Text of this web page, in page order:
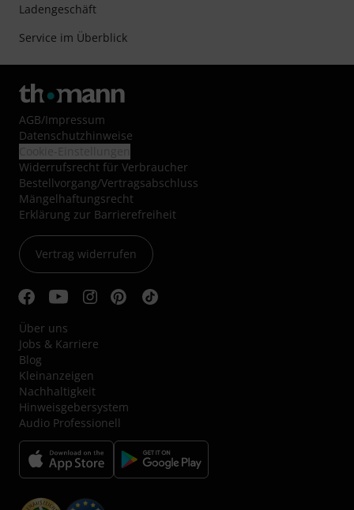
Ladengeschäft
Service im Überblick
AGB/Impressum
Datenschutzhinweise
Widerrufsrecht für Verbraucher
Bestellvorgang/Vertragsabschluss
Mängelhaftungsrecht
Erklärung zur Barrierefreiheit
Vertrag widerrufen
Über uns
Jobs & Karriere
Blog
Kleinanzeigen
Nachhaltigkeit
Hinweisgebersystem
Audio Professionell